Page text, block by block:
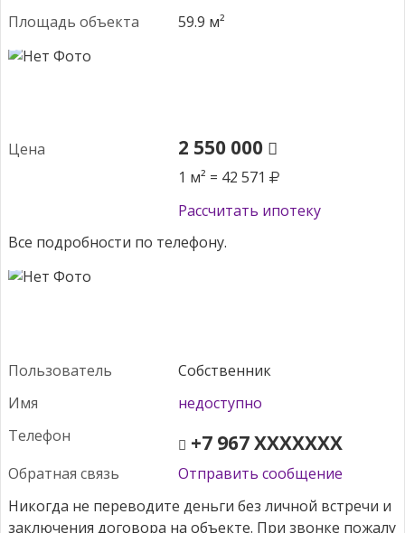
Пло­щадь объ­ек­та 59.9 м²
Це­на 2 550 000
1 м² = 42 571
Рассчитать ипотеку
Все подробности по телефону.
Поль­зо­ватель
Собственник
Имя
недоступно
Те­лефон
+7 967 XXXXXXX
Об­ратная связь Отправить сообщение